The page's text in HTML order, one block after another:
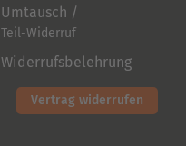
Umtausch /
Teil-Widerruf
Widerrufsbelehrung
Vertrag widerrufen